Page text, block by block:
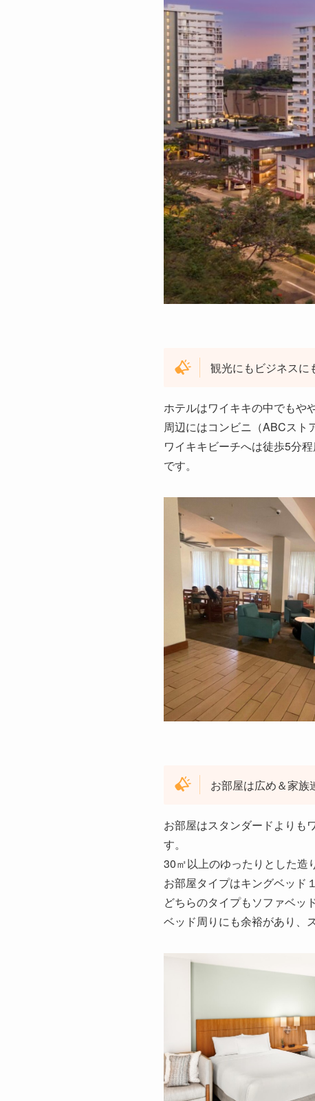
観光にもビジネスに
ホテルはワイキキの中でもや
周辺にはコンビニ（ABCスト
ワイキキビーチへは徒歩5分
です。
お部屋は広め＆家
お部屋はスタンダードよりも
す。
30㎡以上のゆったりとした造
お部屋タイプはキングベッド
どちらのタイプもソファベッ
ベッド周りにも余裕があり、